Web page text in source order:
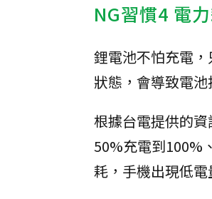
NG習慣4 電
鋰電池不怕充電
狀態，會導致電池
根據台電提供的
50%充電到100%
耗，手機出現低